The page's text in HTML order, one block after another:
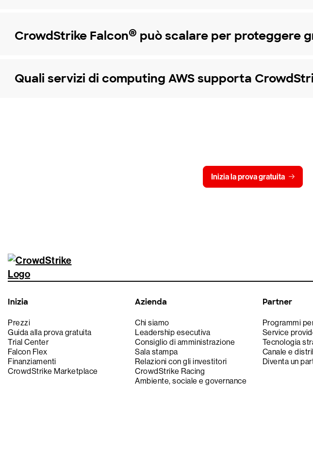
CrowdStrike Falcon® può scalare per proteggere
Quali servizi di computing AWS supporta
Inizia la prova gratuita
Inizia
Prezzi
Guida alla prova gratuita
Trial Center
Falcon Flex
Finanziamenti
CrowdStrike Marketplace
Azienda
Chi siamo
Leadership esecutiva
Consiglio di amministrazione
Sala stampa
Relazioni con gli investitori
CrowdStrike Racing
Ambiente, sociale e governance
Partner
Programmi
Service
Tecnologia
Canale e
Diventa un